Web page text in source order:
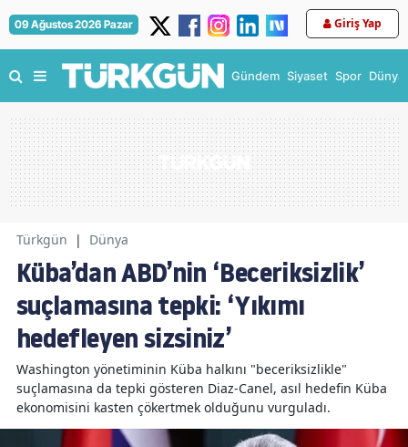
09 Ağustos 2026 Pazar Giriş Yap
Gündem Siyaset Spor Dünya
Türkgün | Dünya
Küba’dan ABD’nin ‘Beceriksizlik’
suçlamasına tepki: ‘Yıkımı
hedefleyen sizsiniz’
Washington yönetiminin Küba halkını "beceriksizlikle"
suçlamasına da tepki gösteren Diaz-Canel, asıl hedefin Küba
ekonomisini kasten çökertmek olduğunu vurguladı.